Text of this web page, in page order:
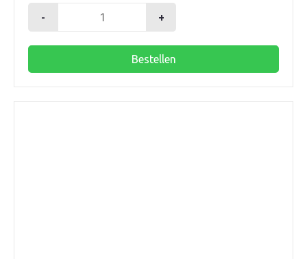
-
stuk
+
Bestellen